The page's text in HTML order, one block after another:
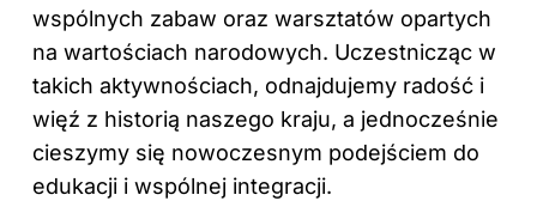
wspólnych zabaw oraz warsztatów opartych
na wartościach narodowych. Uczestnicząc w
takich aktywnościach, odnajdujemy radość i
więź z historią naszego kraju, a jednocześnie
cieszymy się nowoczesnym podejściem do
edukacji i wspólnej integracji.